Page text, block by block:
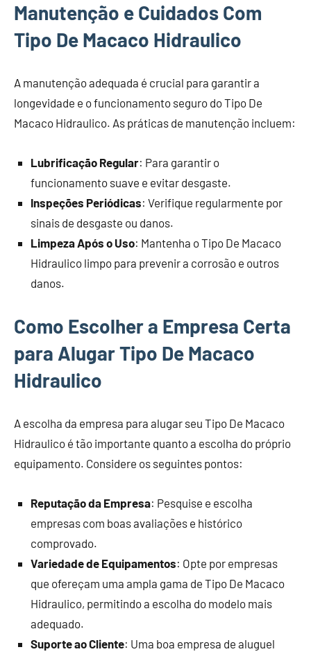
Manutenção e Cuidados Com
Tipo De Macaco Hidraulico
A manutenção adequada é crucial para garantir a
longevidade e o funcionamento seguro do Tipo De
Macaco Hidraulico. As práticas de manutenção incluem:
Lubrificação Regular: Para garantir o
funcionamento suave e evitar desgaste.
Inspeções Periódicas: Verifique regularmente por
sinais de desgaste ou danos.
Limpeza Após o Uso: Mantenha o Tipo De Macaco
Hidraulico limpo para prevenir a corrosão e outros
danos.
Como Escolher a Empresa Certa
para Alugar Tipo De Macaco
Hidraulico
A escolha da empresa para alugar seu Tipo De Macaco
Hidraulico é tão importante quanto a escolha do próprio
equipamento. Considere os seguintes pontos:
Reputação da Empresa: Pesquise e escolha
empresas com boas avaliações e histórico
comprovado.
Variedade de Equipamentos: Opte por empresas
que ofereçam uma ampla gama de Tipo De Macaco
Hidraulico, permitindo a escolha do modelo mais
adequado.
Suporte ao Cliente: Uma boa empresa de aluguel